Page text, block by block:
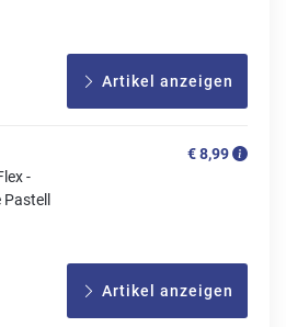
Artikel anzeigen
-
€ 8,99
Artikel anzeigen